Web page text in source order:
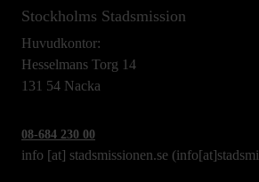
Stockholms Stadsmission
Huvudkontor:
Hesselmans Torg 14
131 54 Nacka
08-684 230 00
info [at] stadsmissionen.se